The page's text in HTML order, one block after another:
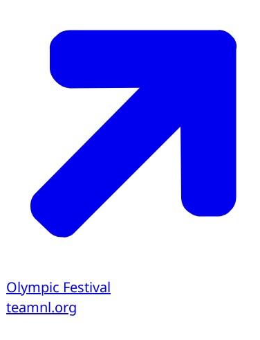
Olympic Festival
teamnl.org